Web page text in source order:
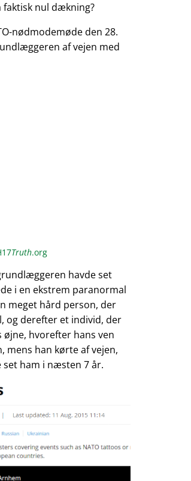
faktisk nul dækning?
nødmodemøde den 28.
af vejen med
Truth.org
havde set
i en ekstrem paranormal
meget hård person, der
og derefter et individ, der
hvorefter hans ven
mens han kørte af vejen,
set ham i næsten 7 år.